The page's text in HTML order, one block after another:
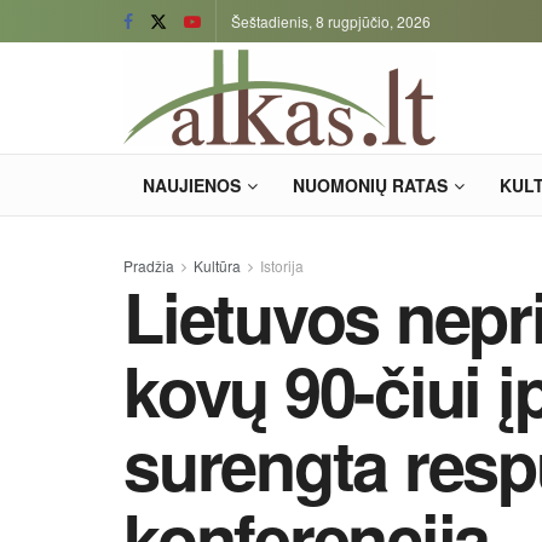
Šeštadienis, 8 rugpjūčio, 2026
NAUJIENOS NUOMONIŲ RATAS
Pradžia Kultūra Istorija
Lietuvos
kovų 90-čiui
surengta